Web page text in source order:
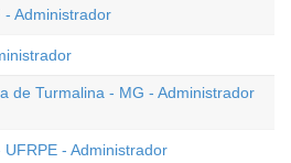
Administrador
de Turmalina - MG - Administrador
- Administrador